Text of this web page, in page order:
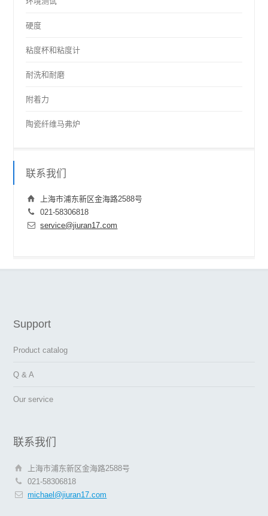
硬度
粘度杯和粘度计
耐洗和耐磨
附着力
陶瓷纤维马弗炉
联系我们
上海市浦东新区金海路2588号
021-58306818
service@jiuran17.com
Support
Product catalog
Q & A
Our service
联系我们
上海市浦东新区金海路2588号
021-58306818
michael@jiuran17.com